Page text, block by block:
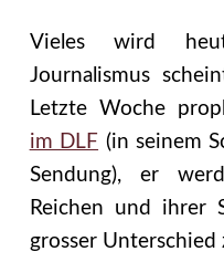
Vieles wird
Journalismus
Letzte Woche
im DLF (in seinem
Sendung), er
Reichen und ihrer
grosser